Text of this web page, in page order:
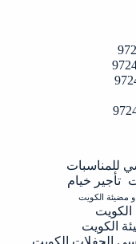
للمناسبات
تأجير خيام
و مضيئة الكويت
الكويت
الكويت